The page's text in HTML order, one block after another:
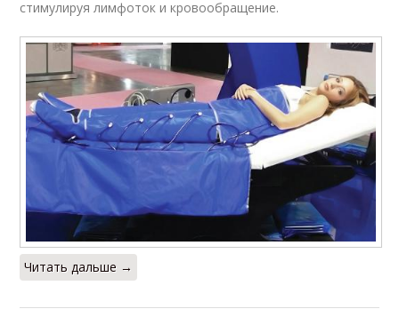
стимулируя лимфоток и кровообращение.
Читать дальше →